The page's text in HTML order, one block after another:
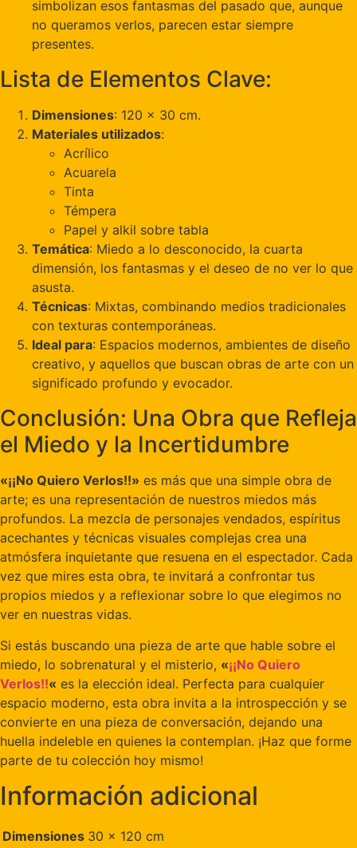
simbolizan esos fantasmas del pasado que, aunque
no queramos verlos, parecen estar siempre
presentes.
Lista de Elementos Clave:
Dimensiones: 120 x 30 cm.
Materiales utilizados:
Acrílico
Acuarela
Tinta
Témpera
Papel y alkil sobre tabla
Temática: Miedo a lo desconocido, la cuarta
dimensión, los fantasmas y el deseo de no ver lo que
asusta.
Técnicas: Mixtas, combinando medios tradicionales
con texturas contemporáneas.
Ideal para: Espacios modernos, ambientes de diseño
creativo, y aquellos que buscan obras de arte con un
significado profundo y evocador.
Conclusión: Una Obra que Refleja
el Miedo y la Incertidumbre
«¡¡No Quiero Verlos!!» es más que una simple obra de
arte; es una representación de nuestros miedos más
profundos. La mezcla de personajes vendados, espíritus
acechantes y técnicas visuales complejas crea una
atmósfera inquietante que resuena en el espectador. Cada
vez que mires esta obra, te invitará a confrontar tus
propios miedos y a reflexionar sobre lo que elegimos no
ver en nuestras vidas.
Si estás buscando una pieza de arte que hable sobre el
miedo, lo sobrenatural y el misterio, «¡¡No Quiero
Verlos!!« es la elección ideal. Perfecta para cualquier
espacio moderno, esta obra invita a la introspección y se
convierte en una pieza de conversación, dejando una
huella indeleble en quienes la contemplan. ¡Haz que forme
parte de tu colección hoy mismo!
Información adicional
Dimensiones 30 × 120 cm